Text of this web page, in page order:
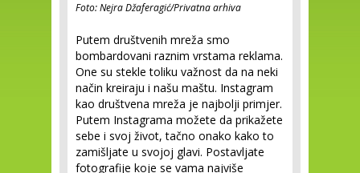
Foto: Nejra Džaferagić/Privatna arhiva
Putem društvenih mreža smo
bombardovani raznim vrstama reklama.
One su stekle toliku važnost da na neki
način kreiraju i našu maštu. Instagram
kao društvena mreža je najbolji primjer.
Putem Instagrama možete da prikažete
sebe i svoj život, tačno onako kako to
zamišljate u svojoj glavi. Postavljate
fotografije koje se vama najviše